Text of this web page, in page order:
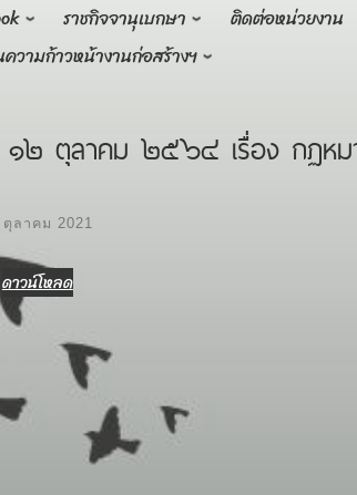
ราชกิจจานุเบกษา ติดต่อหน่วยงาน
ความก้าวหน้างานก่อสร้างฯ
ตุลาคม ๒๕๖๔ เรื่อง กฏหม
ตุลาคม 2021
ดาวน์โหลด